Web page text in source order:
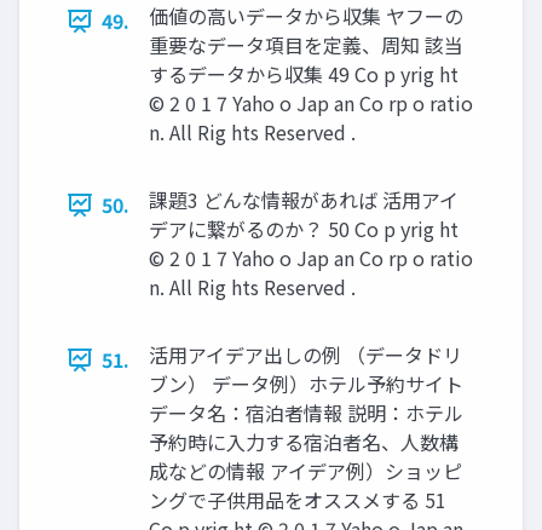
49.
価値の高いデータから収集 ヤフーの
重要なデータ項目を定義、周知 該当
するデータから収集 49 Co p yrig ht
© 2 0 1 7 Yaho o Jap an Co rp o ratio
n. All Rig hts Reserved .
50.
課題3 どんな情報があれば 活用アイ
デアに繋がるのか？ 50 Co p yrig ht
© 2 0 1 7 Yaho o Jap an Co rp o ratio
n. All Rig hts Reserved .
51.
活用アイデア出しの例 （データドリ
ブン） データ例）ホテル予約サイト
データ名：宿泊者情報 説明：ホテル
予約時に入力する宿泊者名、人数構
成などの情報 アイデア例）ショッピ
ングで子供用品をオススメする 51